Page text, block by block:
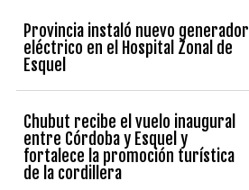
Provincia instaló nuevo generador
eléctrico en el Hospital Zonal de
Esquel
Chubut recibe el vuelo inaugural
entre Córdoba y Esquel y
fortalece la promoción turística
de la cordillera